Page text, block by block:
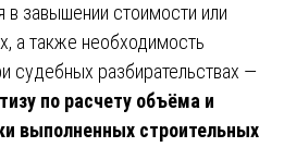
в завышении стоимости или
а также необходимость
судебных разбирательствах —
по расчету объёма и
выполненных строительных